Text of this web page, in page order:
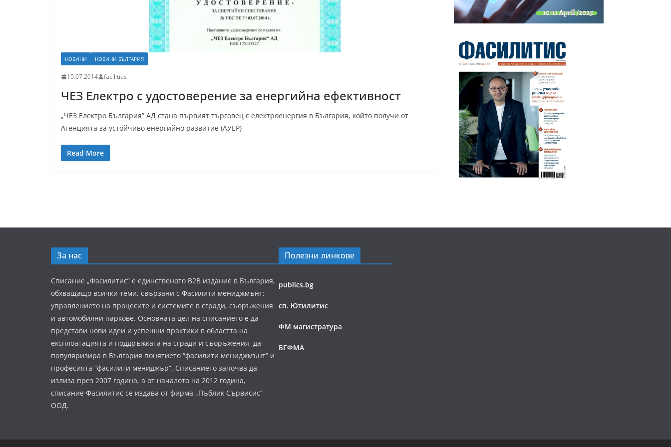
НОВИНИ НОВИНИ БЪЛГАРИЯ
15.07.2014 facilities
ЧЕЗ Електро с удостоверение за енергийна ефективност
„ЧЕЗ Електро България” АД стана първият търговец с електроенергия в България, който получи от
Агенцията за устойчиво енергийно развитие (АУЕР)
Read More
За нас
Списание „Фасилитис” е единственото B2B издание в България,
обхващащо всички теми, свързани с Фасилити мениджмънт:
управлението на процесите и системите в сгради, съоръжения
и автомобилни паркове. Основната цел на списанието е да
представи нови идеи и успешни практики в областта на
експлоатацията и поддръжката на сгради и съоръжения, да
популяризира в България понятието “фасилити мениджмънт” и
професията “фасилити мениджър”. Списанието започва да
излиза през 2007 година, а от началото на 2012 година,
списание Фасилитис се издава от фирма „Пъблик Сървисис“
ООД.
Полезни линкове
publics.bg
сп. Ютилитис
ФМ магистратура
БГФМА